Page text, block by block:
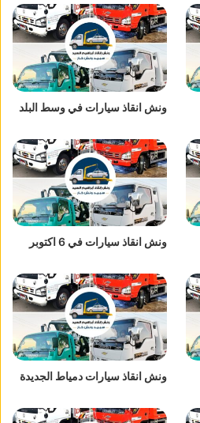
ونش انقاذ سيارات في وسط البلد
ونش انقاذ سيارات في 6 اكتوبر
ونش انقاذ سيارات دمياط الجديدة